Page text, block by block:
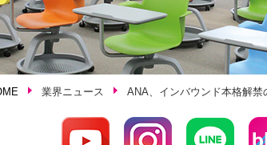
業界ニュース ANA、インバウンド本格解